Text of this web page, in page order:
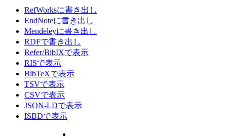
RefWorksに書き出し
EndNoteに書き出し
Mendeleyに書き出し
RDFで書き出し
Refer/BibIXで表示
RISで表示
BibTeXで表示
TSVで表示
CSVで表示
JSON-LDで表示
ISBDで表示